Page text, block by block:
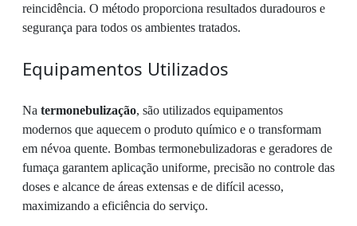
reincidência. O método proporciona resultados duradouros e
segurança para todos os ambientes tratados.
Equipamentos Utilizados
Na termonebulização, são utilizados equipamentos
modernos que aquecem o produto químico e o transformam
em névoa quente. Bombas termonebulizadoras e geradores de
fumaça garantem aplicação uniforme, precisão no controle das
doses e alcance de áreas extensas e de difícil acesso,
maximizando a eficiência do serviço.